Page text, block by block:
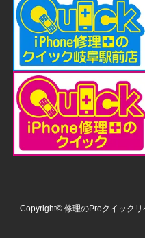
Copyright© 修理のProクイック